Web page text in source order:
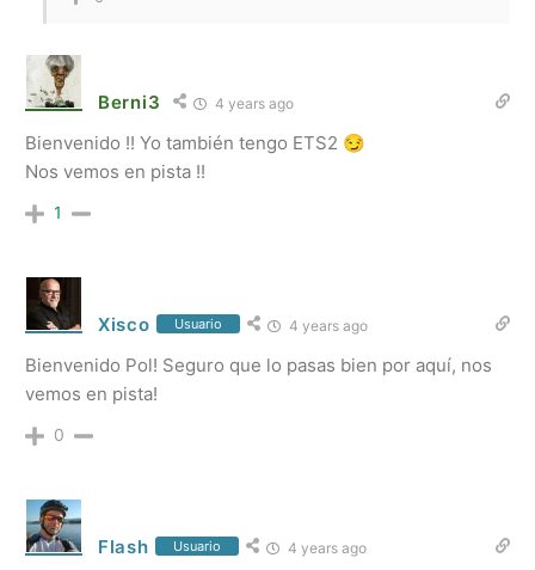
Berni3 4 years ago
Bienvenido !! Yo también tengo ETS2 😏
Nos vemos en pista !!
1
Xisco Usuario 4 years ago
Bienvenido Pol! Seguro que lo pasas bien por aquí, nos
vemos en pista!
0
Flash Usuario 4 years ago